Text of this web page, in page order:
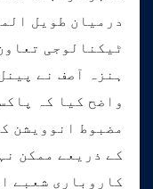
درمیان طویل
ٹیکنالوجی
ہنزہ آصف نے
واضح کیا کہ
مضبوط انوویشن
کے ذریعے ممکن
کاروباری شعبے